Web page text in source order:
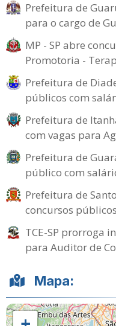
Prefeitura de
para o cargo de
MP - SP abre
Promotoria -
Prefeitura de
públicos com
Prefeitura de
com vagas para
Prefeitura de
público com
Prefeitura de
concursos públicos
TCE-SP prorroga
para Auditor de
Mapa: